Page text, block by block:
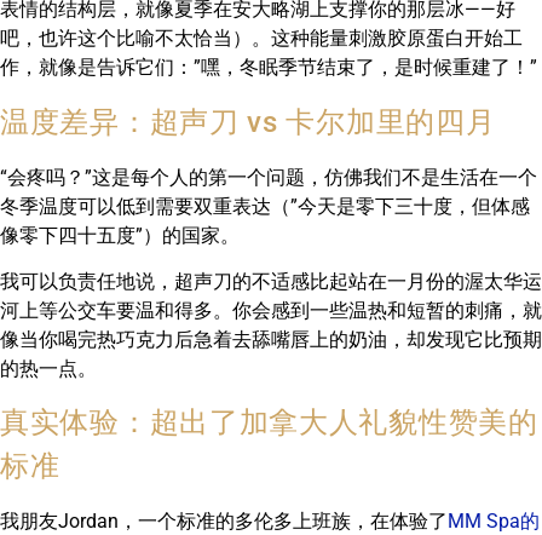
表情的结构层，就像夏季在安大略湖上支撑你的那层冰——好
吧，也许这个比喻不太恰当）。这种能量刺激胶原蛋白开始工
作，就像是告诉它们：”嘿，冬眠季节结束了，是时候重建了！”
温度差异：超声刀 vs 卡尔加里的四月
“会疼吗？”这是每个人的第一个问题，仿佛我们不是生活在一个
冬季温度可以低到需要双重表达（”今天是零下三十度，但体感
像零下四十五度”）的国家。
我可以负责任地说，超声刀的不适感比起站在一月份的渥太华运
河上等公交车要温和得多。你会感到一些温热和短暂的刺痛，就
像当你喝完热巧克力后急着去舔嘴唇上的奶油，却发现它比预期
的热一点。
真实体验：超出了加拿大人礼貌性赞美的
标准
我朋友Jordan，一个标准的多伦多上班族，在体验了 MM Spa的